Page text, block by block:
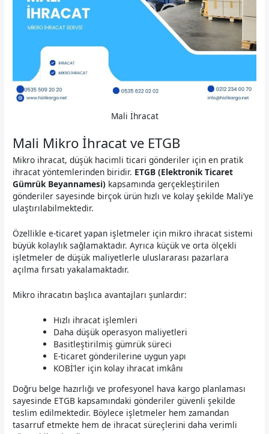
Mali İhracat
Mali Mikro İhracat ve ETGB
Mikro ihracat, düşük hacimli ticari gönderiler için en pratik
ihracat yöntemlerinden biridir. ETGB (Elektronik Ticaret
Gümrük Beyannamesi) kapsamında gerçekleştirilen
gönderiler sayesinde birçok ürün hızlı ve kolay şekilde Mali’ye
ulaştırılabilmektedir.
Özellikle e-ticaret yapan işletmeler için mikro ihracat sistemi
büyük kolaylık sağlamaktadır. Ayrıca küçük ve orta ölçekli
işletmeler de düşük maliyetlerle uluslararası pazarlara
açılma fırsatı yakalamaktadır.
Mikro ihracatın başlıca avantajları şunlardır:
Hızlı ihracat işlemleri
Daha düşük operasyon maliyetleri
Basitleştirilmiş gümrük süreci
E-ticaret gönderilerine uygun yapı
KOBİ’ler için kolay ihracat imkânı
Doğru belge hazırlığı ve profesyonel hava kargo planlaması
sayesinde ETGB kapsamındaki gönderiler güvenli şekilde
teslim edilmektedir. Böylece işletmeler hem zamandan
tasarruf etmekte hem de ihracat süreçlerini daha verimli